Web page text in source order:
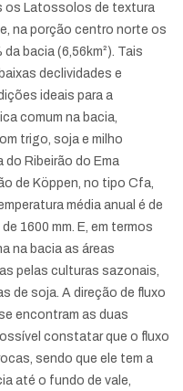
os Latossolos de textura
e, na porção centro norte os
bacia (6,56km²). Tais
declividades e
ideais para a
comum na bacia,
trigo, soja e milho
do Ribeirão do Ema
de Köppen, no tipo Cfa,
média anual é de
1600 mm. E, em termos
na bacia as áreas
pelas culturas sazonais,
de soja. A direção de fluxo
encontram as duas
constatar que o fluxo
sendo que ele tem a
até o fundo de vale,